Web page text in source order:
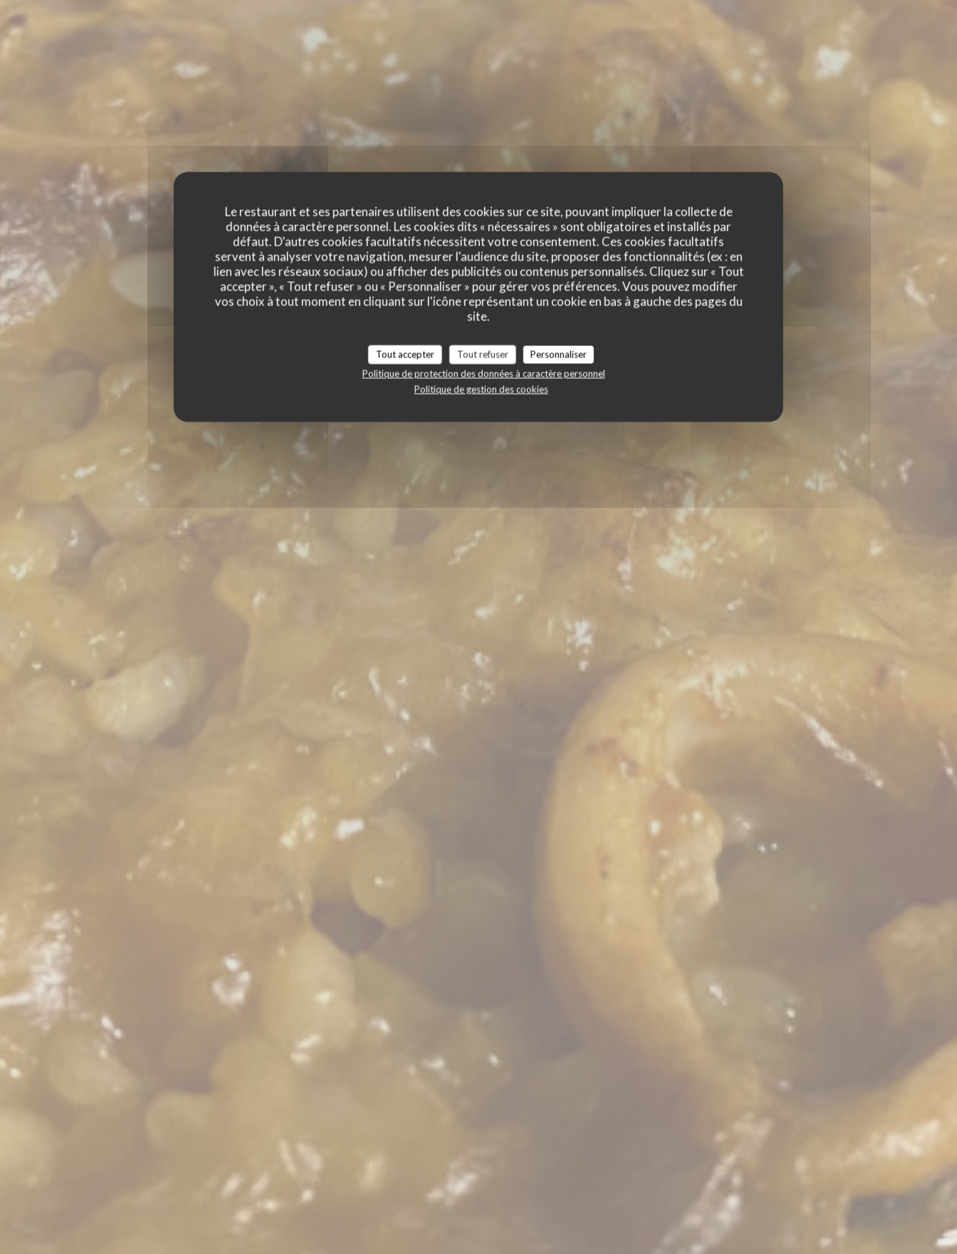
Le restaurant et ses partenaires utilisent des cookies sur ce site, pouvant impliquer la collecte de
données à caractère personnel. Les cookies dits « nécessaires » sont obligatoires et installés par
défaut. D'autres cookies facultatifs nécessitent votre consentement. Ces cookies facultatifs
servent à analyser votre navigation, mesurer l'audience du site, proposer des fonctionnalités (ex : en
lien avec les réseaux sociaux) ou afficher des publicités ou contenus personnalisés. Cliquez sur « Tout
accepter », « Tout refuser » ou « Personnaliser » pour gérer vos préférences. Vous pouvez modifier
vos choix à tout moment en cliquant sur l'icône représentant un cookie en bas à gauche des pages du
site.
Tout accepter Tout refuser
Personnaliser
Politique de protection des données à caractère personnel
Politique de gestion des cookies
A BANDA RESTAURANTE
RÉSERVER